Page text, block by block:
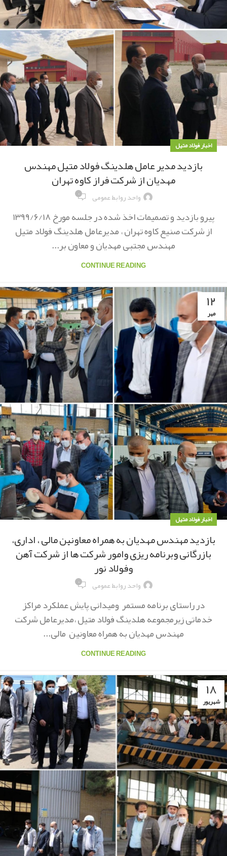
اخبار فولاد متیل
بازدید مدیر عامل هلدینگ فولاد متیل مهندس
مهدیان از شرکت فراز کاوه تهران
واحد روابط عمومی ۰
پیرو بازدید و تصمیمات اخذ شده در جلسه مورخ ١٣٩٩/۶/١٨
از شرکت صنیع کاوه تهران ، مدیرعامل هلدینگ فولاد متیل
مهندس مجتبی مهدیان و معاون بر...
CONTINUE READING
۱۲
مهر
اخبار فولاد متیل
بازدید مهندس مهدیان به همراه معاونین مالی ، اداری،
بازرگانی وبرنامه ریزی وامور شرکت ها از شرکت آهن
وفولاد نور
واحد روابط عمومی ۰
در راستای برنامه مستمر ومیدانی پایش عملکرد مراکز
خدماتی زیرمجموعه هلدینگ فولاد متیل ،مدیرعامل شرکت
مهندس مهدیان به همراه معاونین مالی...
CONTINUE READING
۱۸
شهریور